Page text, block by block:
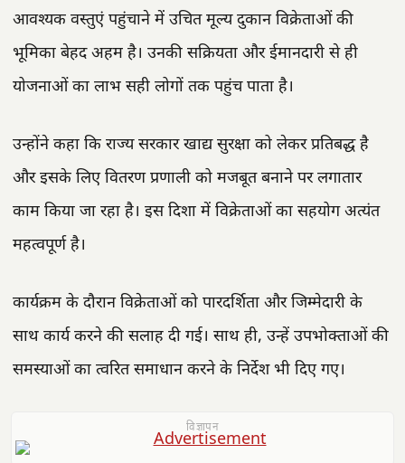
आवश्यक वस्तुएं पहुंचाने में उचित मूल्य दुकान विक्रेताओं की
भूमिका बेहद अहम है। उनकी सक्रियता और ईमानदारी से ही
योजनाओं का लाभ सही लोगों तक पहुंच पाता है।
उन्होंने कहा कि राज्य सरकार खाद्य सुरक्षा को लेकर प्रतिबद्ध है
और इसके लिए वितरण प्रणाली को मजबूत बनाने पर लगातार
काम किया जा रहा है। इस दिशा में विक्रेताओं का सहयोग अत्यंत
महत्वपूर्ण है।
कार्यक्रम के दौरान विक्रेताओं को पारदर्शिता और जिम्मेदारी के
साथ कार्य करने की सलाह दी गई। साथ ही, उन्हें उपभोक्ताओं की
समस्याओं का त्वरित समाधान करने के निर्देश भी दिए गए।
विज्ञापन